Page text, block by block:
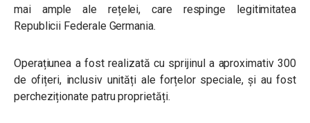
mai ample ale rețelei, care respinge legitimitatea
Republicii Federale Germania.
Operațiunea a fost realizată cu sprijinul a aproximativ 300
de ofițeri, inclusiv unități ale forțelor speciale, și au fost
percheziționate patru proprietăți.